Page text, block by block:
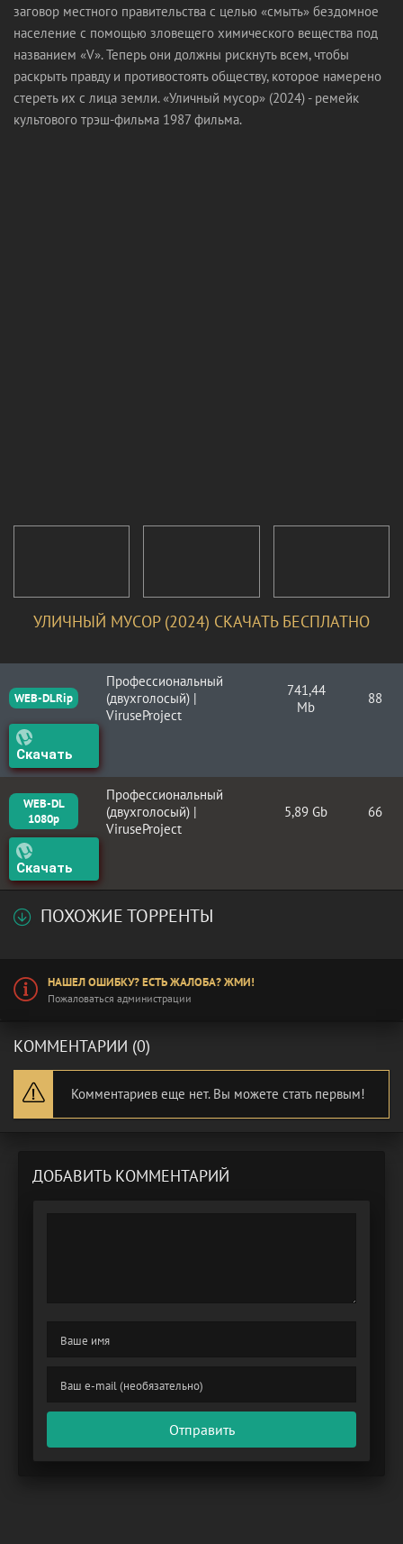
заговор местного правительства с целью «смыть» бездомное
население с помощью зловещего химического вещества под
названием «V». Теперь они должны рискнуть всем, чтобы
раскрыть правду и противостоять обществу, которое намерено
стереть их с лица земли. «Уличный мусор» (2024) - ремейк
культового трэш-фильма 1987 фильма.
УЛИЧНЫЙ МУСОР (2024) СКАЧАТЬ БЕСПЛАТНО
WEB-DLRip
Профессиональный
(двухголосый) |
ViruseProject
741,44
Mb
88
Скачать
WEB-DL
1080p
Профессиональный
(двухголосый) |
ViruseProject
5,89 Gb 66
Скачать
ПОХОЖИЕ ТОРРЕНТЫ
НАШЕЛ ОШИБКУ? ЕСТЬ ЖАЛОБА? ЖМИ!
Пожаловаться администрации
КОММЕНТАРИИ (0)
Комментариев еще нет. Вы можете стать первым!
ДОБАВИТЬ КОММЕНТАРИЙ
Отправить